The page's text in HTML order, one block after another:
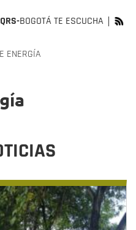
BOGOTÁ TE ESCUCHA
ENERGÍA